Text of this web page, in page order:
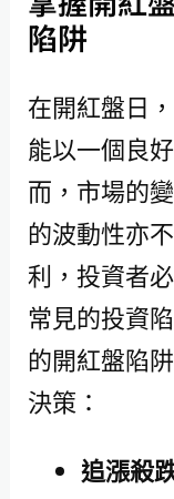
陷阱
在開紅盤日
能以一個良
而，市場的
的波動性亦
利，投資者
常見的投資
的開紅盤陷
決策：
追漲殺